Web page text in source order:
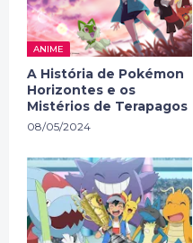
ANIME
A História de Pokémon
Horizontes e os
Mistérios de Terapagos
08/05/2024